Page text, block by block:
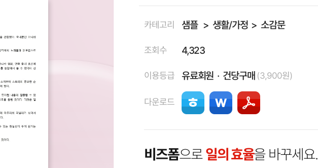
카테고리 샘플 생활/가정 소감문
조회수 4,323
이용등급 유료회원 건당구매 (3,900원)
다운로드
비즈폼으로일의 효율을 바꾸세요.